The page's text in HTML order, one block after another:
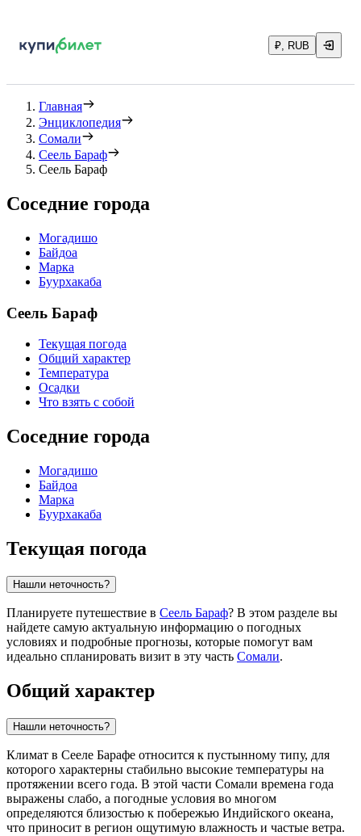
₽, RUB
Главная
Энциклопедия
Сомали
Сеель Бараф
Сеель Бараф
Соседние города
Могадишо
Байдоа
Марка
Буурхакаба
Сеель Бараф
Текущая погода
Общий характер
Температура
Осадки
Что взять с собой
Соседние города
Могадишо
Байдоа
Марка
Буурхакаба
Текущая погода
Нашли неточность?
Планируете путешествие в Сеель Бараф? В этом разделе вы
найдете самую актуальную информацию о погодных
условиях и подробные прогнозы, которые помогут вам
идеально спланировать визит в эту часть Сомали.
Общий характер
Нашли неточность?
Климат в Сееле Барафе относится к пустынному типу, для
которого характерны стабильно высокие температуры на
протяжении всего года. В этой части Сомали времена года
выражены слабо, а погодные условия во многом
определяются близостью к побережью Индийского океана,
что приносит в регион ощутимую влажность и частые ветра.